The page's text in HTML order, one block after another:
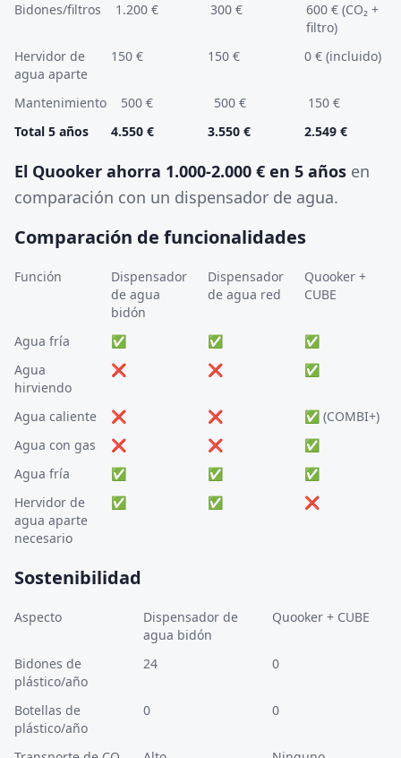
Bidones/filtros 1.200 € 300 €
600 € (CO₂ +
filtro)
Hervidor de
agua aparte
150 € 150 € 0 € (incluido)
Mantenimiento 500 € 500 €
150 €
Total 5 años
4.550 € 3.550 € 2.549 €
El Quooker ahorra 1.000-2.000 € en 5 años en
comparación con un dispensador de agua.
Comparación de funcionalidades
Función
Dispensador
de agua
bidón
Dispensador
de agua red
Quooker +
CUBE
Agua fría ✅ ✅
✅
Agua
hirviendo
❌ ❌ ✅
Agua caliente ❌ ❌
✅ (COMBI+)
Agua con gas
❌ ❌
✅
Agua fría
✅ ✅
✅
Hervidor de
agua aparte
necesario
✅ ✅ ❌
Sostenibilidad
Aspecto
Dispensador de
agua bidón
Quooker + CUBE
Bidones de
plástico/año
24 0
Botellas de
plástico/año
0 0